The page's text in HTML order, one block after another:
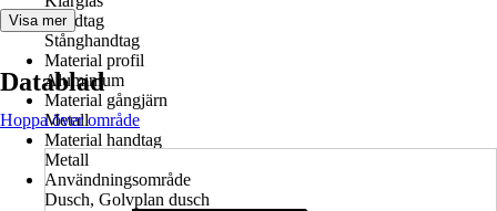
Handtag
Stånghandtag
Material profil
Aluminium
Material gångjärn
Metall
Material handtag
Metall
Användningsområde
Dusch, Golvplan dusch
Visa mer
Datablad
Hoppa över område